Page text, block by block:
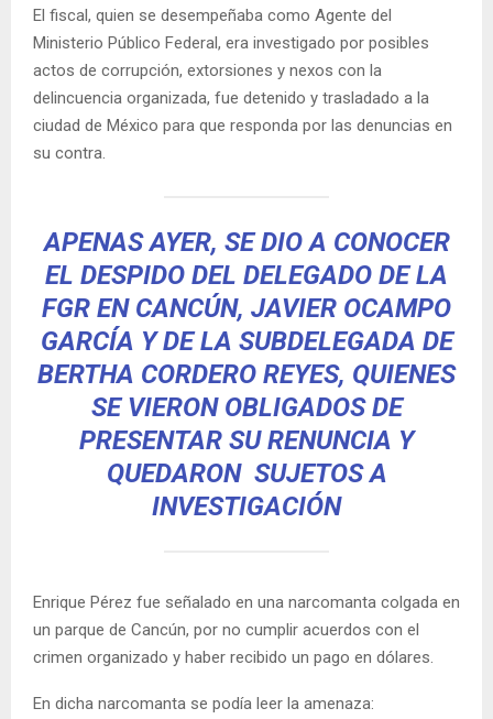
El fiscal, quien se desempeñaba como Agente del
Ministerio Público Federal, era investigado por posibles
actos de corrupción, extorsiones y nexos con la
delincuencia organizada, fue detenido y trasladado a la
ciudad de México para que responda por las denuncias en
su contra.
APENAS AYER, SE DIO A CONOCER
EL DESPIDO DEL DELEGADO DE LA
FGR EN CANCÚN, JAVIER OCAMPO
GARCÍA Y DE LA SUBDELEGADA DE
BERTHA CORDERO REYES, QUIENES
SE VIERON OBLIGADOS DE
PRESENTAR SU RENUNCIA Y
QUEDARON SUJETOS A
INVESTIGACIÓN
Enrique Pérez fue señalado en una narcomanta colgada en
un parque de Cancún, por no cumplir acuerdos con el
crimen organizado y haber recibido un pago en dólares.
En dicha narcomanta se podía leer la amenaza: